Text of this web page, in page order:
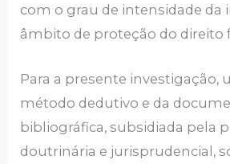
com o grau de intensidade da
âmbito de proteção do direito
Para a presente investigação,
método dedutivo e da
bibliográfica, subsidiada pela
doutrinária e jurisprudencial,